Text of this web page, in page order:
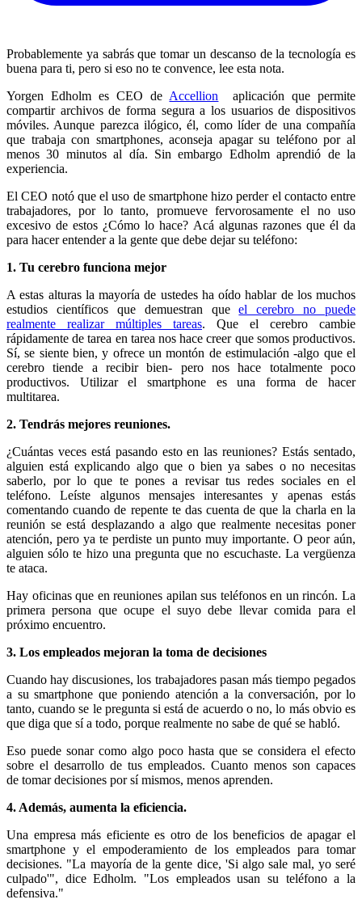
Probablemente ya sabrás que tomar un descanso de la tecnología es
buena para ti, pero si eso no te convence, lee esta nota.
Yorgen Edholm es CEO de Accellion aplicación que permite
compartir archivos de forma segura a los usuarios de dispositivos
móviles. Aunque parezca ilógico, él, como líder de una compañía
que trabaja con smartphones, aconseja apagar su teléfono por al
menos 30 minutos al día. Sin embargo Edholm aprendió de la
experiencia.
El CEO notó que el uso de smartphone hizo perder el contacto entre
trabajadores, por lo tanto, promueve fervorosamente el no uso
excesivo de estos ¿Cómo lo hace? Acá algunas razones que él da
para hacer entender a la gente que debe dejar su teléfono:
1. Tu cerebro funciona mejor
A estas alturas la mayoría de ustedes ha oído hablar de los muchos
estudios científicos que demuestran queel cerebro no puede
realmente realizar múltiples tareas. Que el cerebro cambie
rápidamente de tarea en tarea nos hace creer que somos productivos.
Sí, se siente bien, y ofrece un montón de estimulación -algo que el
cerebro tiende a recibir bien- pero nos hace totalmente poco
productivos. Utilizar el smartphone es una forma de hacer
multitarea.
2. Tendrás mejores reuniones.
¿Cuántas veces está pasando esto en las reuniones? Estás sentado,
alguien está explicando algo que o bien ya sabes o no necesitas
saberlo, por lo que te pones a revisar tus redes sociales en el
teléfono. Leíste algunos mensajes interesantes y apenas estás
comentando cuando de repente te das cuenta de que la charla en la
reunión se está desplazando a algo que realmente necesitas poner
atención, pero ya te perdiste un punto muy importante. O peor aún,
alguien sólo te hizo una pregunta que no escuchaste. La vergüenza
te ataca.
Hay oficinas que en reuniones apilan sus teléfonos en un rincón. La
primera persona que ocupe el suyo debe llevar comida para el
próximo encuentro.
3. Los empleados mejoran la toma de decisiones
Cuando hay discusiones, los trabajadores pasan más tiempo pegados
a su smartphone que poniendo atención a la conversación, por lo
tanto, cuando se le pregunta si está de acuerdo o no, lo más obvio es
que diga que sí a todo, porque realmente no sabe de qué se habló.
Eso puede sonar como algo poco hasta que se considera el efecto
sobre el desarrollo de tus empleados. Cuanto menos son capaces
de tomar decisiones por sí mismos, menos aprenden.
4. Además, aumenta la eficiencia.
Una empresa más eficiente es otro de los beneficios de apagar el
smartphone y el empoderamiento de los empleados para tomar
decisiones. "La mayoría de la gente dice, 'Si algo sale mal, yo seré
culpado'", dice Edholm. "Los empleados usan su teléfono a la
defensiva."